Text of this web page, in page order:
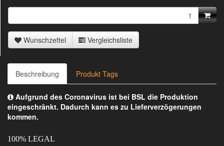
Wunschzettel Vergleichsliste
Beschreibung Produkt Tags
Aufgrund des Coronavirus ist bei BSL die Produktion
eingeschränkt. Dadurch kann es zu Lieferverzögerungen
kommen.
100% LEGAL